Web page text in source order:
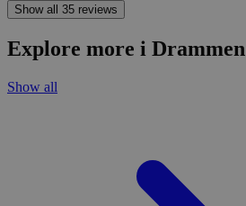
Show all 35 reviews
Explore more i Drammen
Show all